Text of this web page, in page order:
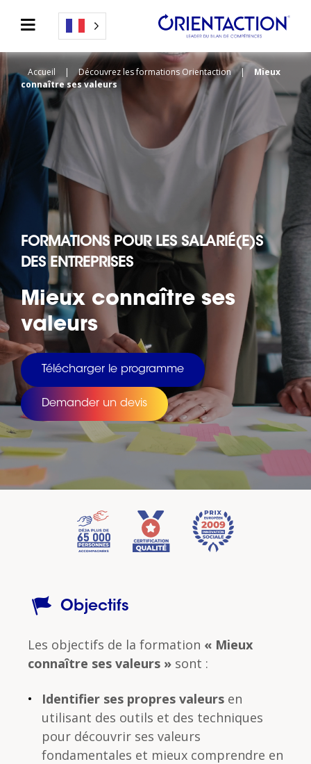
Accueil | Découvrez les formations Orientaction |
Mieux
connaître ses valeurs
FORMATIONS POUR LES SALARIÉ(E)S
DES ENTREPRISES
Mieux connaître ses
valeurs
Télécharger le programme
Demander un devis
Objectifs
Les objectifs de la formation « Mieux
connaître ses valeurs » sont :
Identifier ses propres valeurs en
utilisant des outils et des techniques
pour découvrir ses valeurs
fondamentales et mieux comprendre en